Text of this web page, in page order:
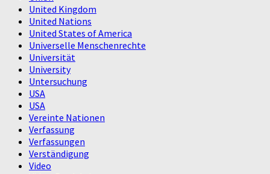
United Kingdom
United Nations
United States of America
Universelle Menschenrechte
Universität
University
Untersuchung
USA
USA
Vereinte Nationen
Verfassung
Verfassungen
Verständigung
Video